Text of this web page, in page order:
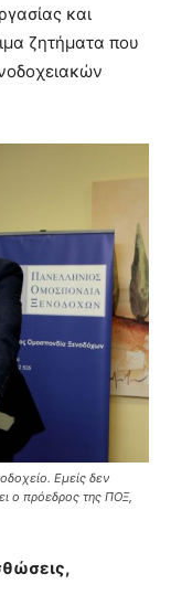
και
ζητήματα που
Εμείς δεν
ο πρόεδρος της ΠΟΞ,